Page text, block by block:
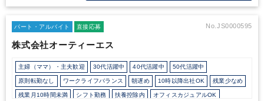
して頂けます。◆長く働きやすい職場環境・時短勤務・在宅勤務
養範囲内での勤務や、学校行事や介護等による突発的な勤務日・勤
社内イベントがあります。・健康優良企業(銀の認定)を取得して
5年後の残業時間ゼロを目指しています。
パート・アルバイト 直接応募 No.JS0000595
株式会社オーティーエス
主婦（ママ）・主夫歓迎 30代活躍中 40代活躍中 50代活躍中
原則転勤なし ワークライフバランス 朝遅め 10時以降出社OK 残業少なめ
残業月10時間未満 シフト勤務 扶養控除内 オフィスカジュアルOK